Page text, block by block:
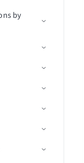
を却下
アップロー
batch）
ータをエク
ンポート
索
得
を検索
を検索
クエリ
択
行
クト
ポート
題をエクス
取得
作成
示
取得
メッセージ
規メッセー
ューに公開
セージを受
by